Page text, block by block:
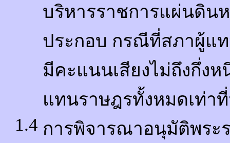
บริหารราชการแผ่นดิน
ประกอบ กรณีที่สภาผู้แ
มีคะแนนเสียงไม่ถึงกึ่ง
แทนราษฎรทั้งหมดเท่า
1.4 การพิจารณาอนุมัติพระ